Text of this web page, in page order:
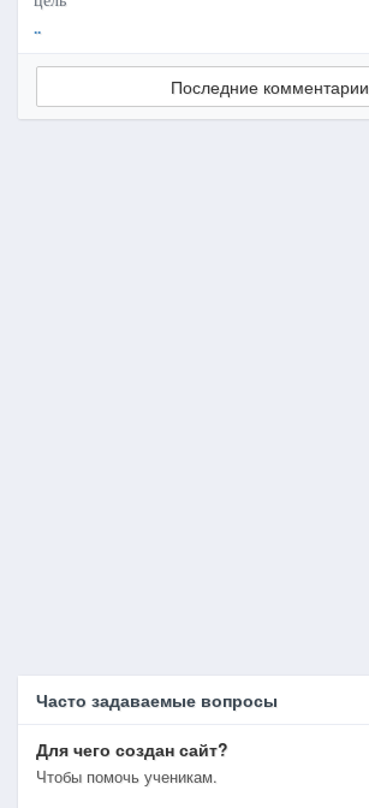
..
Последние комментарии
Часто задаваемые вопросы
Для чего создан сайт?
Чтобы помочь ученикам.